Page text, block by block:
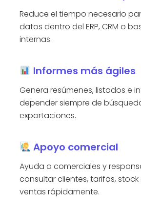
Reduce el tiempo necesario
datos dentro del ERP, CRM o
internas.
Informes más ágiles
Genera resúmenes, listados e
depender siempre de
exportaciones.
Apoyo comercial
Ayuda a comerciales y
consultar clientes, tarifas,
ventas rápidamente.